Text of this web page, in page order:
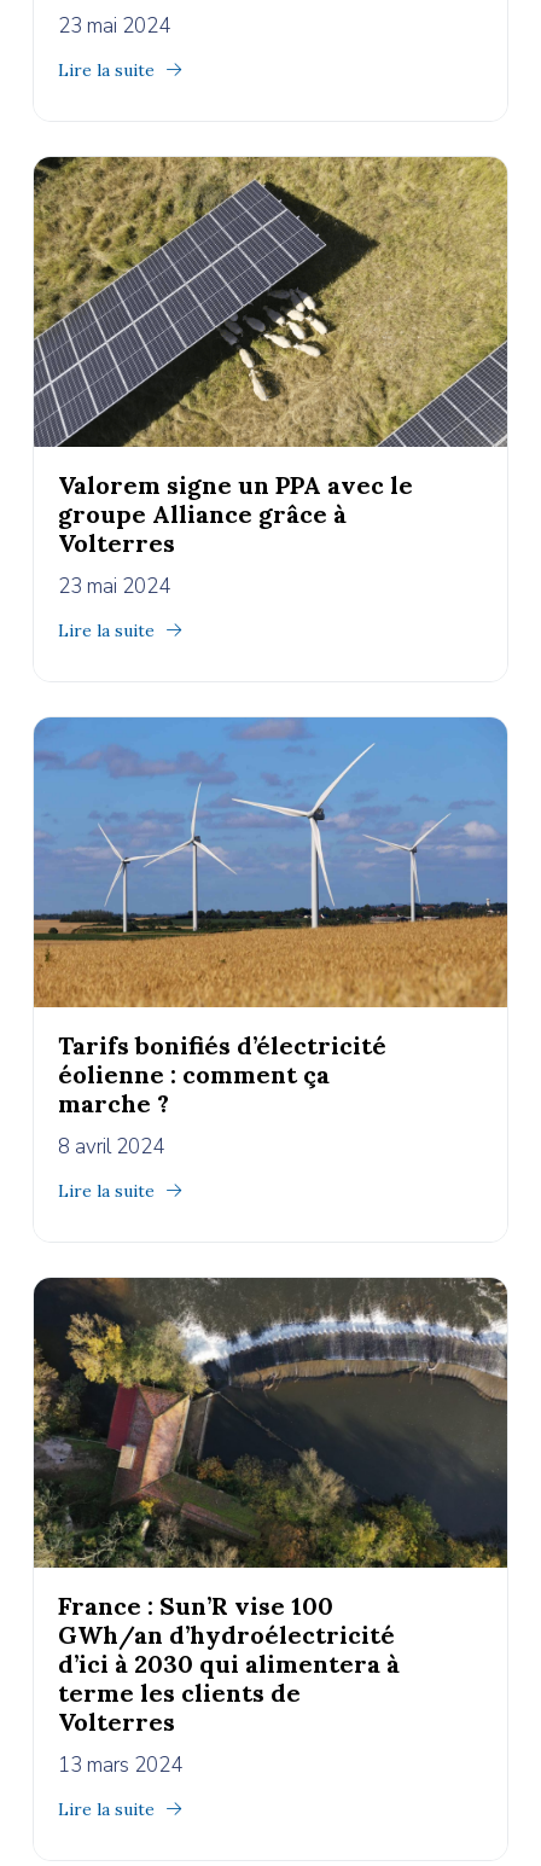
23 mai 2024
Lire la suite
Valorem signe un PPA avec le
groupe Alliance grâce à
Volterres
23 mai 2024
Lire la suite
Tarifs bonifiés d’électricité
éolienne : comment ça
marche ?
8 avril 2024
Lire la suite
France : Sun’R vise 100
GWh/an d’hydroélectricité
d’ici à 2030 qui alimentera à
terme les clients de
Volterres
13 mars 2024
Lire la suite